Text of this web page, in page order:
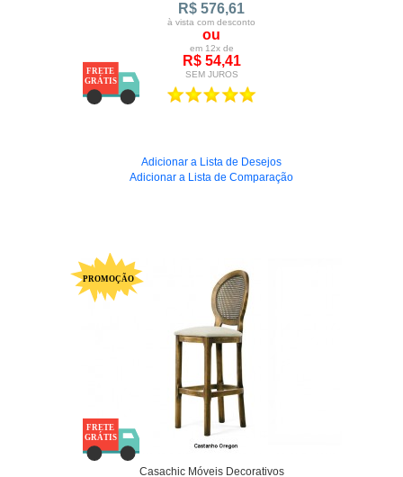
R$ 576,61
à vista com desconto
ou
em 12x de
R$ 54,41
SEM JUROS
Adicionar a Lista de Desejos
Adicionar a Lista de Comparação
Casachic Móveis Decorativos